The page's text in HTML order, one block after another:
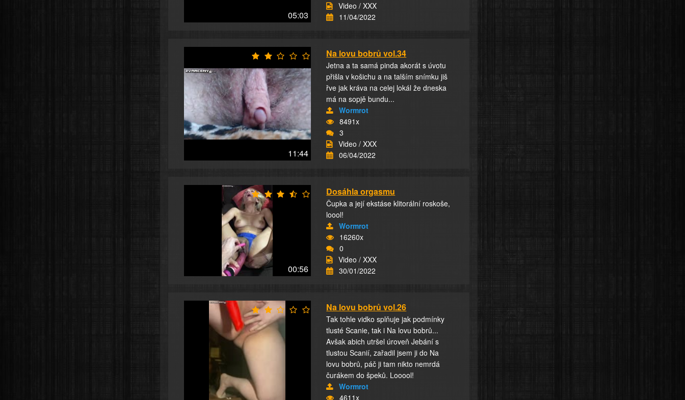
05:03
Video / XXX
11/04/2022
11:44
Na lovu bobrů vol.34
Jetna a ta samá pinda akorát s úvotu
přišla v košichu a na talším snímku jiš
řve jak kráva na celej lokál že dneska
má na sopjě bundu...
Wormrot
8491x
3
Video / XXX
06/04/2022
00:56
Dosáhla orgasmu
Čupka a její ekstáse klitorální roskoše,
loool!
Wormrot
16260x
0
Video / XXX
30/01/2022
Na lovu bobrů vol.26
Tak tohle vidko splňuje jak podmínky
tlusté Scanie, tak i Na lovu bobrů...
Avšak abich utršel úroveň Jebání s
tlustou Scanií, zařadil jsem ji do Na
lovu bobrů, páč ji tam nikto nemrdá
čurákem do špeků. Looool!
Wormrot
4611x